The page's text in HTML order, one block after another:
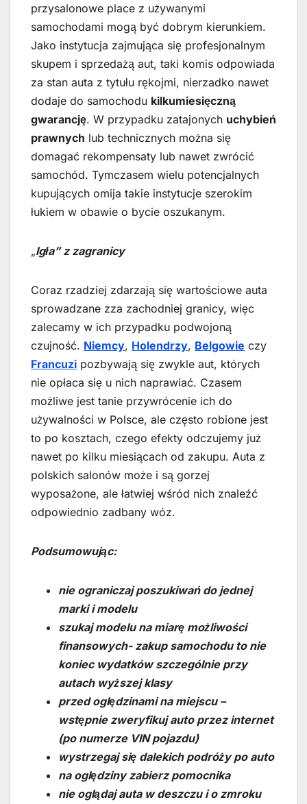
przysalonowe place z używanymi
samochodami mogą być dobrym kierunkiem.
Jako instytucja zajmująca się profesjonalnym
skupem i sprzedażą aut, taki komis odpowiada
za stan auta z tytułu rękojmi, nierzadko nawet
dodaje do samochodu kilkumiesięczną
gwarancję. W przypadku zatajonych uchybień
prawnych lub technicznych można się
domagać rekompensaty lub nawet zwrócić
samochód. Tymczasem wielu potencjalnych
kupujących omija takie instytucje szerokim
łukiem w obawie o bycie oszukanym.
„Igła” z zagranicy
Coraz rzadziej zdarzają się wartościowe auta
sprowadzane zza zachodniej granicy, więc
zalecamy w ich przypadku podwojoną
czujność. Niemcy, Holendrzy, Belgowie czy
Francuzi pozbywają się zwykle aut, których
nie opłaca się u nich naprawiać. Czasem
możliwe jest tanie przywrócenie ich do
używalności w Polsce, ale często robione jest
to po kosztach, czego efekty odczujemy już
nawet po kilku miesiącach od zakupu. Auta z
polskich salonów może i są gorzej
wyposażone, ale łatwiej wśród nich znaleźć
odpowiednio zadbany wóz.
Podsumowując:
nie ograniczaj poszukiwań do jednej
marki i modelu
szukaj modelu na miarę możliwości
finansowych- zakup samochodu to nie
koniec wydatków szczególnie przy
autach wyższej klasy
przed oględzinami na miejscu –
wstępnie zweryfikuj auto przez internet
(po numerze VIN pojazdu)
wystrzegaj się dalekich podróży po auto
na oględziny zabierz pomocnika
nie oglądaj auta w deszczu i o zmroku